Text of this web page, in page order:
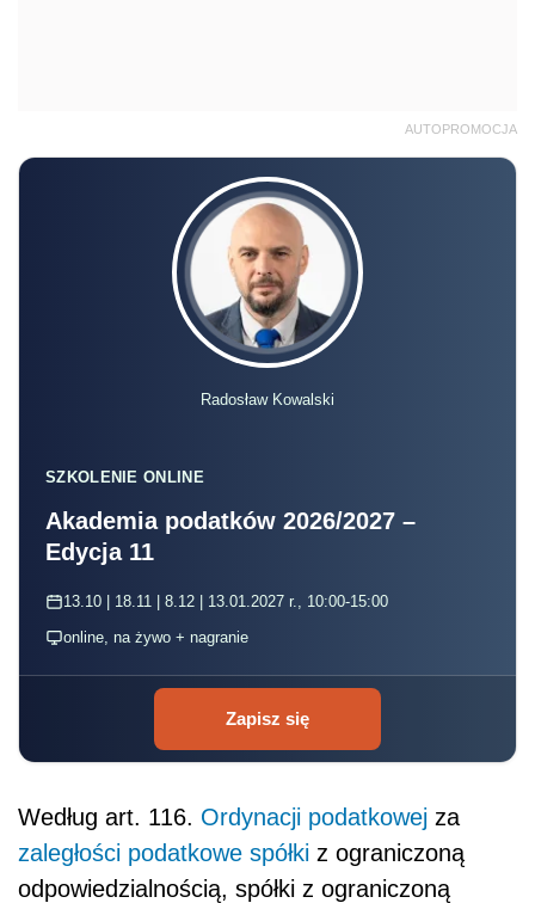
AUTOPROMOCJA
Radosław Kowalski
SZKOLENIE ONLINE
Akademia podatków 2026/2027 –
Edycja 11
13.10 | 18.11 | 8.12 | 13.01.2027 r., 10:00-15:00
online, na żywo + nagranie
Zapisz się
Według art. 116. Ordynacji podatkowej za
zaległości podatkowe spółki z ograniczoną
odpowiedzialnością, spółki z ograniczoną